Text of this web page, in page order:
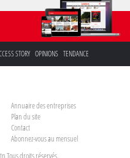
STORY OPINIONS TENDANCE
Annuaire des entreprises
Plan du site
Contact
Abonnez-vous au mensuel
Tous droits réservés.